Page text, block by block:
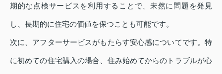
期的な点検サービスを利用することで、未然に問題を発見
し、長期的に住宅の価値を保つことも可能です。
次に、アフターサービスがもたらす安心感についてです。特
に初めての住宅購入の場合、住み始めてからのトラブルが心